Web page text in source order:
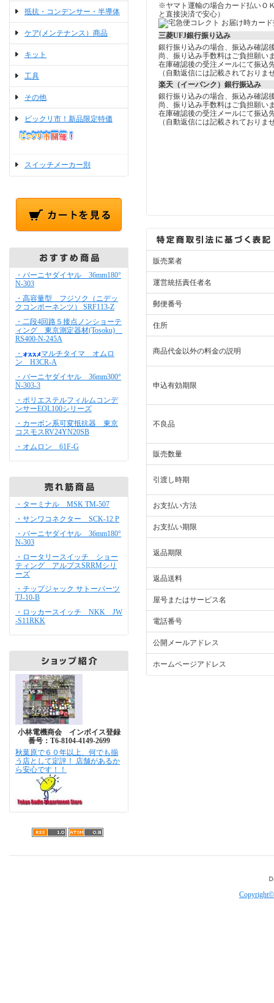
抵抗・コンデンサー・半導体
ケア(メンテナンス）商品
キット
工具
その他
ビックリ市！新品限定特価
スイッチメーカー別
・バーニヤダイヤル 36mm180°
N-303
・高容量型 フジソク（ニデッ
クコンポーネンツ） SRF113-Z
・二段4回路５接点ノンショーテ
ィング 東京測定器材(Tosoku)
RS400-N-245A
・
マルチタイマ オムロ
ン H3CR-A
・バーニヤダイヤル 36mm300°
N-303-3
・ポリエステルフィルムコンデ
ンサーEOL100シリーズ
・カーボン系可変抵抗器 東京
コスモスRV24YN20SB
・オムロン 61F-G
・ターミナル MSK TM-507
・サンワコネクター SCK-12 P
・バーニヤダイヤル 36mm180°
N-303
・ロータリースイッチ ショー
ティング アルプスSRRMシリ
ーズ
・チップジャック サトーパーツ
TJ-10-B
・ロッカースイッチ NKK JW
-S11RKK
小林電機商会 インボイス登録
番号：T6-8104-4149-2699
秋葉原で６０年以上、何でも揃
う店として定評！ 店舗があるか
ら安心です！！
※ヤマト運輸の場合カード払いＯ
と直接決済で安心）
三菱UFJ銀行振り込み
銀行振り込みの場合、振込み確認
尚、振り込み手数料はご負担願い
在庫確認後の受注メールにて振込
（自動返信には記載されておりま
楽天（イーバンク）銀行振込み
銀行振り込みの場合、振込み確認
尚、振り込み手数料はご負担願い
在庫確認後の受注メールにて振込
（自動返信には記載されておりま
販売業者
運営統括責任者名
郵便番号
住所
商品代金以外の料金の説明
申込有効期限
不良品
販売数量
引渡し時期
お支払い方法
お支払い期限
返品期限
返品送料
屋号またはサービス名
電話番号
公開メールアドレス
ホームページアドレス
Copyright©